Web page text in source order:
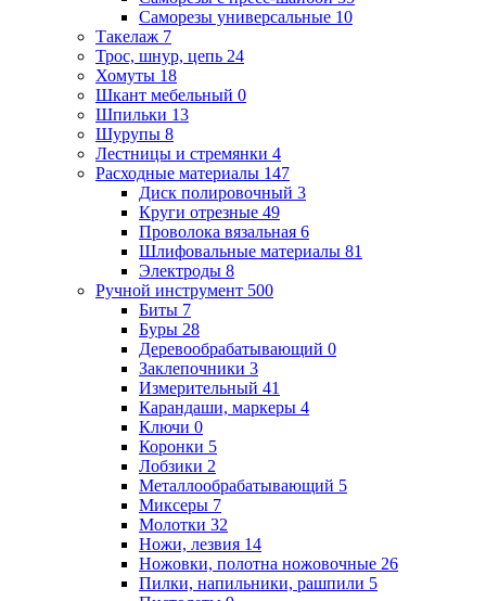
Саморезы универсальные 10
Такелаж 7
Трос, шнур, цепь 24
Хомуты 18
Шкант мебельный 0
Шпильки 13
Шурупы 8
Лестницы и стремянки 4
Расходные материалы 147
Диск полировочный 3
Круги отрезные 49
Проволока вязальная 6
Шлифовальные материалы 81
Электроды 8
Ручной инструмент 500
Биты 7
Буры 28
Деревообрабатывающий 0
Заклепочники 3
Измерительный 41
Карандаши, маркеры 4
Ключи 0
Коронки 5
Лобзики 2
Металлообрабатывающий 5
Миксеры 7
Молотки 32
Ножи, лезвия 14
Ножовки, полотна ножовочные 26
Пилки, напильники, рашпили 5